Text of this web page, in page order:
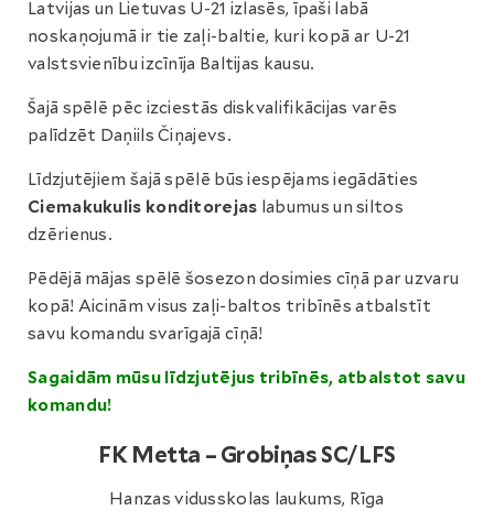
Latvijas un Lietuvas U-21 izlasēs, īpaši labā
noskaņojumā ir tie zaļi-baltie, kuri kopā ar U-21
valstsvienību izcīnīja Baltijas kausu.
Šajā spēlē pēc izciestās diskvalifikācijas varēs
palīdzēt Daņiils Čiņajevs.
Līdzjutējiem šajā spēlē būs iespējams iegādāties
Ciemakukulis konditorejas labumus un siltos
dzērienus.
Pēdējā mājas spēlē šosezon dosimies cīņā par uzvaru
kopā! Aicinām visus zaļi-baltos tribīnēs atbalstīt
savu komandu svarīgajā cīņā!
Sagaidām mūsu līdzjutējus tribīnēs, atbalstot savu
komandu!
FK Metta – Grobiņas SC/LFS
Hanzas vidusskolas laukums, Rīga